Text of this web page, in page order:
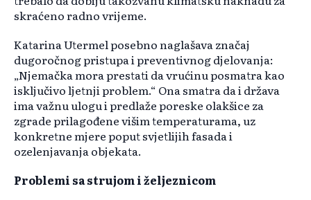
skraćeno radno vrijeme.
Katarina Utermel posebno naglašava značaj
dugoročnog pristupa i preventivnog djelovanja:
„Njemačka mora prestati da vrućinu posmatra kao
isključivo ljetnji problem.“ Ona smatra da i država
ima važnu ulogu i predlaže poreske olakšice za
zgrade prilagođene višim temperaturama, uz
konkretne mjere poput svjetlijih fasada i
ozelenjavanja objekata.
Problemi sa strujom i željeznicom